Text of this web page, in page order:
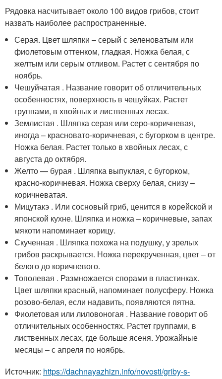
Рядовка насчитывает около 100 видов грибов, стоит
назвать наиболее распространенные.
Серая. Цвет шляпки – серый с зеленоватым или
фиолетовым оттенком, гладкая. Ножка белая, с
желтым или серым отливом. Растет с сентября по
ноябрь.
Чешуйчатая . Название говорит об отличительных
особенностях, поверхность в чешуйках. Растет
группами, в хвойных и лиственных лесах.
Землистая . Шляпка серая или серо-коричневая,
иногда – красновато-коричневая, с бугорком в центре.
Ножка белая. Растет только в хвойных лесах, с
августа до октября.
Желто — бурая . Шляпка выпуклая, с бугорком,
красно-коричневая. Ножка сверху белая, снизу –
коричневатая.
Мицутакэ . Или сосновый гриб, ценится в корейской и
японской кухне. Шляпка и ножка – коричневые, запах
мякоти напоминает корицу.
Скученная . Шляпка похожа на подушку, у зрелых
грибов раскрывается. Ножка перекрученная, цвет – от
белого до коричневого.
Тополевая . Размножается спорами в пластинках.
Цвет шляпки красный, напоминает полусферу. Ножка
розово-белая, если надавить, появляются пятна.
Фиолетовая или лиловоногая . Название говорит об
отличительных особенностях. Растет группами, в
лиственных лесах, где больше ясеня. Урожайные
месяцы – с апреля по ноябрь.
Источник: https://dachnayazhizn.info/novosti/griby-s-